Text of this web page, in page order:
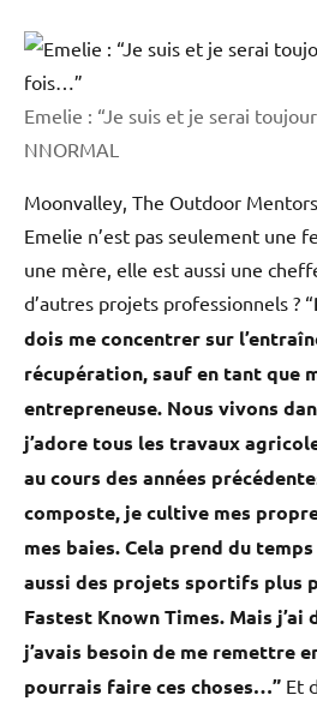
Emelie : “Je suis et je serai
NNORMAL
Moonvalley, The Outdoor
Emelie n’est pas seulement une
une mère, elle est aussi une
d’autres projets professionnels ? “
dois me concentrer sur
récupération, sauf en tant que
entrepreneuse. Nous vivons
j’adore tous les travaux
au cours des années
composte, je cultive mes
mes baies. Cela prend du
aussi des projets sportifs plus
Fastest Known Times. Mais j’ai
j’avais besoin de me remettre
pourrais faire ces choses…” Et